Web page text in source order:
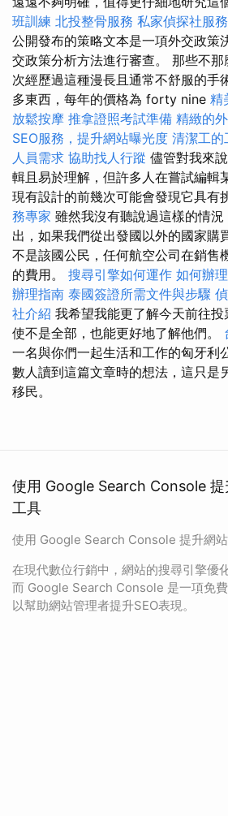
班訓練 北投整骨服務 私家偵探社服
公開發布的策略文本是一項外交政策
交政策分析方法進行審查。 那些不
次經歷過這種漫長且通常不舒服的手
多東西，每年的價格為 forty nine 精
放鬆按摩 推拿證照考試準備 精緻的
SEO服務，提升網站曝光度 清潔工的
人員需求 協助找人行蹤 儘管對我來
輯且易於理解，但許多人在嘗試編輯
現有設計的前幾次可能會發現它具有
務專家 雖然我沒有聽說過這樣的情
出，如果我們從出發國以外的國家購
不是該國公民，任何航空公司在銷售
的費用。 搜尋引擎如何運作 如何辦
辦理指南 泰國簽證所需文件與步驟
社介紹 我希望我能更了解今天前往
使不是全部，也能更好地了解他們。
一名與你們一起生活和工作的匈牙利
數人讀到這篇文章時的想法，這只是
移民。
使用 Google Search Console 提
工具
使用 Google Search Console 提升網
在現代數位行銷中，網站的搜尋引擎優
而 Google Search Console 是一項免
以幫助網站管理者提升SEO表現。